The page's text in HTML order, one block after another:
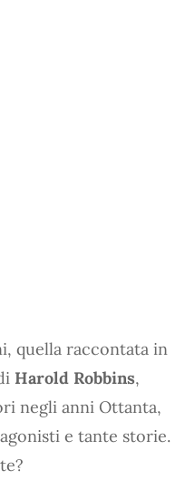
quella raccontata in
Harold Robbins,
negli anni Ottanta,
e tante storie.